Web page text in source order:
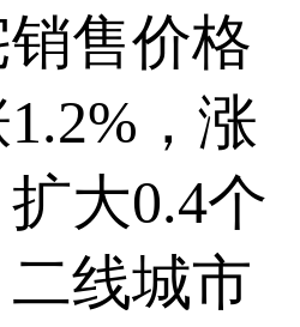
售价格
，涨
大0.4个
线城市